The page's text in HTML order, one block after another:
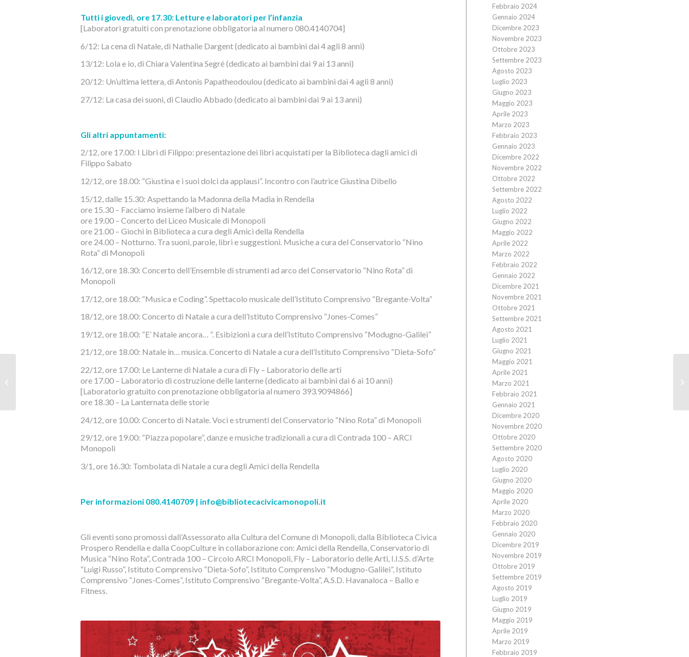
Tutti i giovedì, ore 17.30: Letture e laboratori per l’infanzia
[Laboratori gratuiti con prenotazione obbligatoria al numero 080.4140704]
6/12: La cena di Natale, di Nathalie Dargent (dedicato ai bambini dai 4 agli 8 anni)
13/12: Lola e io, di Chiara Valentina Segré (dedicato ai bambini dai 9 ai 13 anni)
20/12: Un’ultima lettera, di Antonis Papatheodoulou (dedicato ai bambini dai 4 agli 8 anni)
27/12: La casa dei suoni, di Claudio Abbado (dedicato ai bambini dai 9 ai 13 anni)
Gli altri appuntamenti:
2/12, ore 17.00: I Libri di Filippo: presentazione dei libri acquistati per la Biblioteca dagli amici di
Filippo Sabato
12/12, ore 18.00: “Giustina e i suoi dolci da applausi”. Incontro con l’autrice Giustina Dibello
15/12, dalle 15.30: Aspettando la Madonna della Madia in Rendella
ore 15.30 – Facciamo insieme l’albero di Natale
ore 19.00 – Concerto del Liceo Musicale di Monopoli
ore 21.00 – Giochi in Biblioteca a cura degli Amici della Rendella
ore 24.00 – Notturno. Tra suoni, parole, libri e suggestioni. Musiche a cura del Conservatorio “Nino
Rota” di Monopoli
16/12, ore 18.30: Concerto dell’Ensemble di strumenti ad arco del Conservatorio “Nino Rota” di
Monopoli
17/12, ore 18.00: “Musica e Coding”. Spettacolo musicale dell’Istituto Comprensivo “Bregante-Volta”
18/12, ore 18.00: Concerto di Natale a cura dell’Istituto Comprensivo “Jones-Comes”
19/12, ore 18.00: “E’ Natale ancora… “. Esibizioni a cura dell’Istituto Comprensivo “Modugno-Galilei”
21/12, ore 18.00: Natale in… musica. Concerto di Natale a cura dell’Istituto Comprensivo “Dieta-Sofo”
22/12, ore 17.00: Le Lanterne di Natale a cura di Fly – Laboratorio delle arti
ore 17.00 – Laboratorio di costruzione delle lanterne (dedicato ai bambini dai 6 ai 10 anni)
[Laboratorio gratuito con prenotazione obbligatoria al numero 393.9094866]
ore 18.30 – La Lanternata delle storie
24/12, ore 10.00: Concerto di Natale. Voci e strumenti del Conservatorio “Nino Rota” di Monopoli
29/12, ore 19.00: “Piazza popolare”, danze e musiche tradizionali a cura di Contrada 100 – ARCI
Monopoli
3/1, ore 16.30: Tombolata di Natale a cura degli Amici della Rendella
Per informazioni 080.4140709 | info@bibliotecacivicamonopoli.it
Gli eventi sono promossi dall’Assessorato alla Cultura del Comune di Monopoli, dalla Biblioteca Civica
Prospero Rendella e dalla CoopCulture in collaborazione con: Amici della Rendella, Conservatorio di
Musica “Nino Rota”, Contrada 100 – Circolo ARCI Monopoli, Fly – Laboratorio delle Arti, I.I.S.S. d’Arte
“Luigi Russo”, Istituto Comprensivo “Dieta-Sofo”, Istituto Comprensivo “Modugno-Galilei”, Istituto
Comprensivo “Jones-Comes”, Istituto Comprensivo “Bregante-Volta”, A.S.D. Havanaloca – Ballo e
Fitness.
Febbraio 2024
Gennaio 2024
Dicembre 2023
Novembre 2023
Ottobre 2023
Settembre 2023
Agosto 2023
Luglio 2023
Giugno 2023
Maggio 2023
Aprile 2023
Marzo 2023
Febbraio 2023
Gennaio 2023
Dicembre 2022
Novembre 2022
Ottobre 2022
Settembre 2022
Agosto 2022
Luglio 2022
Giugno 2022
Maggio 2022
Aprile 2022
Marzo 2022
Febbraio 2022
Gennaio 2022
Dicembre 2021
Novembre 2021
Ottobre 2021
Settembre 2021
Agosto 2021
Luglio 2021
Giugno 2021
Maggio 2021
Aprile 2021
Marzo 2021
Febbraio 2021
Gennaio 2021
Dicembre 2020
Novembre 2020
Ottobre 2020
Settembre 2020
Agosto 2020
Luglio 2020
Giugno 2020
Maggio 2020
Aprile 2020
Marzo 2020
Febbraio 2020
Gennaio 2020
Dicembre 2019
Novembre 2019
Ottobre 2019
Settembre 2019
Agosto 2019
Luglio 2019
Giugno 2019
Maggio 2019
Aprile 2019
Marzo 2019
Febbraio 2019